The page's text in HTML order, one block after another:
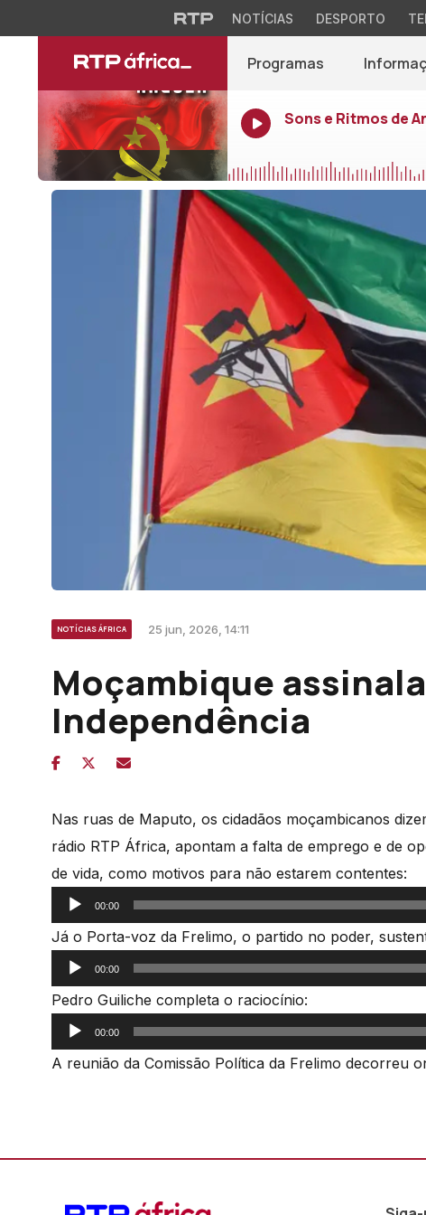
NOTÍCIAS DESPORTO
Programas
Sons e Ritmos de
NOTÍCIAS ÁFRICA 25 jun, 2026, 14:11
Moçambique
Independência
Nas ruas de Maputo, os cidadãos moçambicanos
rádio RTP África, apontam a falta de emprego e de
de vida, como motivos para não estarem contentes:
Reprodutor
de
áudio
00:00
Já o Porta-voz da Frelimo, o partido no poder,
Reprodutor
de
áudio
00:00
Pedro Guiliche completa o raciocínio:
Reprodutor
de
00:00
A reunião da Comissão Política da Frelimo decorreu